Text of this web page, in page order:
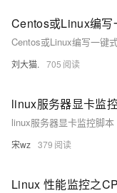
刘大猫. 705
linux服务器显卡监
linux服务器显卡监控脚本
宋wz 379
Linux 性能监控之